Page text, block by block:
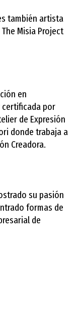
también artista
Misia Project
en
certificada por
de Expresión
donde trabaja a
Creadora.
su pasión
formas de
de